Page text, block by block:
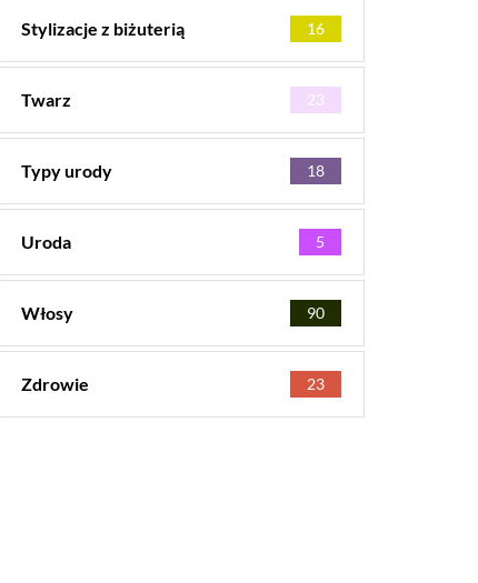
Stylizacje z biżuterią 16
Twarz 23
Typy urody 18
Uroda 5
Włosy 90
Zdrowie 23